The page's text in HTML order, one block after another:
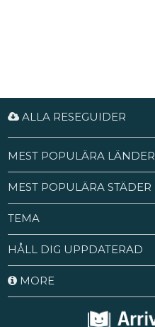
ALLA RESEGUIDER
MEST POPULÄRA LÄNDER
MEST POPULÄRA STÄDER
TEMA
HÅLL DIG UPPDATERAD
MORE